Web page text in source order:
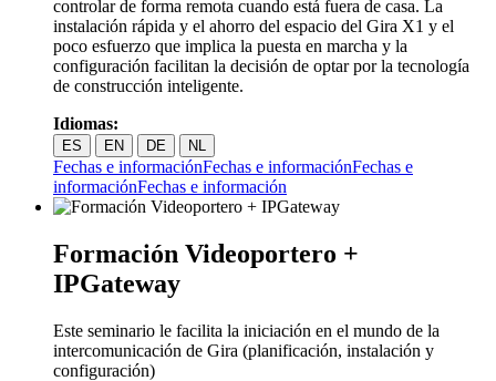
controlar de forma remota cuando está fuera de casa. La
instalación rápida y el ahorro del espacio del Gira X1 y el
poco esfuerzo que implica la puesta en marcha y la
configuración facilitan la decisión de optar por la tecnología
de construcción inteligente.
Idiomas:
ES EN DE NL
Fechas e informaciónFechas e informaciónFechas e
informaciónFechas e información
Formación Videoportero +
IPGateway
Este seminario le facilita la iniciación en el mundo de la
intercomunicación de Gira (planificación, instalación y
configuración)